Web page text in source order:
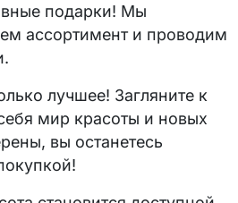
подарки! Мы
ассортимент и проводим
лучшее! Загляните к
мир красоты и новых
вы останетесь